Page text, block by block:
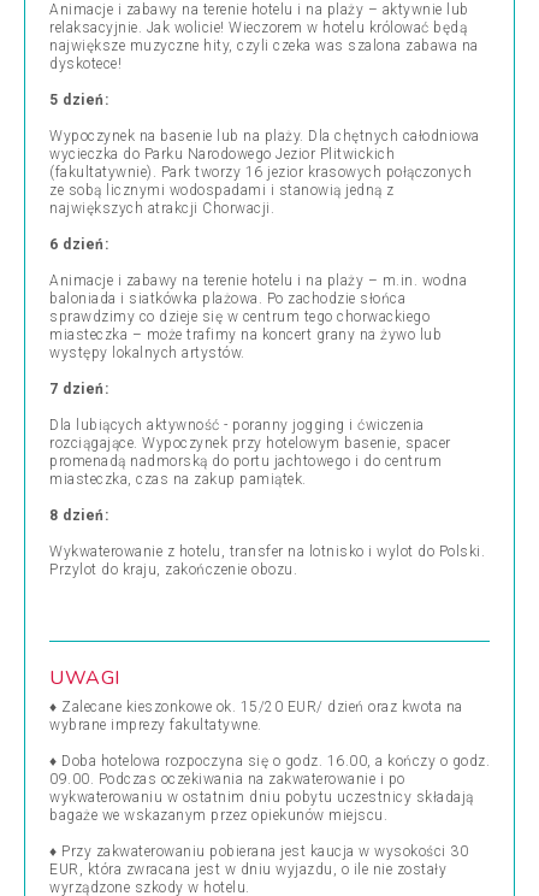
Animacje i zabawy na terenie hotelu i na plaży – aktywnie lub
relaksacyjnie. Jak wolicie! Wieczorem w hotelu królować będą
największe muzyczne hity, czyli czeka was szalona zabawa na
dyskotece!
5 dzień:
Wypoczynek na basenie lub na plaży. Dla chętnych całodniowa
wycieczka do Parku Narodowego Jezior Plitwickich
(fakultatywnie). Park tworzy 16 jezior krasowych połączonych
ze sobą licznymi wodospadami i stanowią jedną z
największych atrakcji Chorwacji.
6 dzień:
Animacje i zabawy na terenie hotelu i na plaży – m.in. wodna
baloniada i siatkówka plażowa. Po zachodzie słońca
sprawdzimy co dzieje się w centrum tego chorwackiego
miasteczka – może trafimy na koncert grany na żywo lub
występy lokalnych artystów.
7 dzień:
Dla lubiących aktywność - poranny jogging i ćwiczenia
rozciągające. Wypoczynek przy hotelowym basenie, spacer
promenadą nadmorską do portu jachtowego i do centrum
miasteczka, czas na zakup pamiątek.
8 dzień:
Wykwaterowanie z hotelu, transfer na lotnisko i wylot do Polski.
Przylot do kraju, zakończenie obozu.
UWAGI
♦ Zalecane kieszonkowe ok. 15/20 EUR/ dzień oraz kwota na
wybrane imprezy fakultatywne.
♦ Doba hotelowa rozpoczyna się o godz. 16.00, a kończy o godz.
09.00. Podczas oczekiwania na zakwaterowanie i po
wykwaterowaniu w ostatnim dniu pobytu uczestnicy składają
bagaże we wskazanym przez opiekunów miejscu.
♦ Przy zakwaterowaniu pobierana jest kaucja w wysokości 30
EUR, która zwracana jest w dniu wyjazdu, o ile nie zostały
wyrządzone szkody w hotelu.